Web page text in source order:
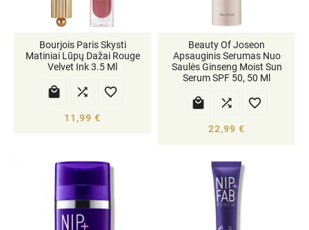
Bourjois Paris Skysti
Matiniai Lūpų Dažai Rouge
Velvet Ink 3.5 Ml
  
11,99 €
Beauty Of Joseon
Apsauginis Serumas Nuo
Saulės Ginseng Moist Sun
Serum SPF 50, 50 Ml
  
22,99 €